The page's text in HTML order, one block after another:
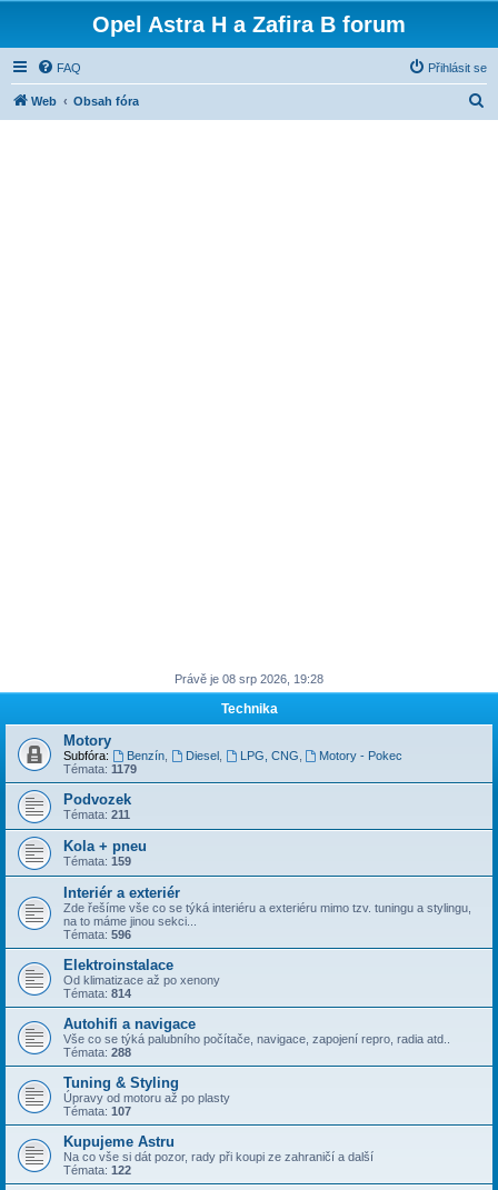
Opel Astra H a Zafira B forum
FAQ Přihlásit se
Web Obsah fóra
Právě je 08 srp 2026, 19:28
Technika
Motory
Subfóra: Benzín, Diesel, LPG, CNG
Motory - Pokec
Témata: 1179
Podvozek
Témata: 211
Kola + pneu
Témata: 159
Interiér a exteriér
Zde řešíme vše co se týká interiéru a exteriéru mimo tzv. tuningu a stylingu,
na to máme jinou sekci...
Témata: 596
Elektroinstalace
Od klimatizace až po xenony
Témata: 814
Autohifi a navigace
Vše co se týká palubního počítače, navigace, zapojení repro, radia atd..
Témata: 288
Tuning & Styling
Úpravy od motoru až po plasty
Témata: 107
Kupujeme Astru
Na co vše si dát pozor, rady při koupi ze zahraničí a další
Témata: 122